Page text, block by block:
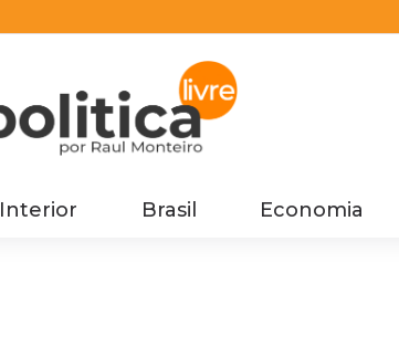
Interior Brasil Economia